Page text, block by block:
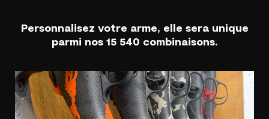
Personnalisez votre arme, elle sera unique
parmi nos 15 540 combinaisons.